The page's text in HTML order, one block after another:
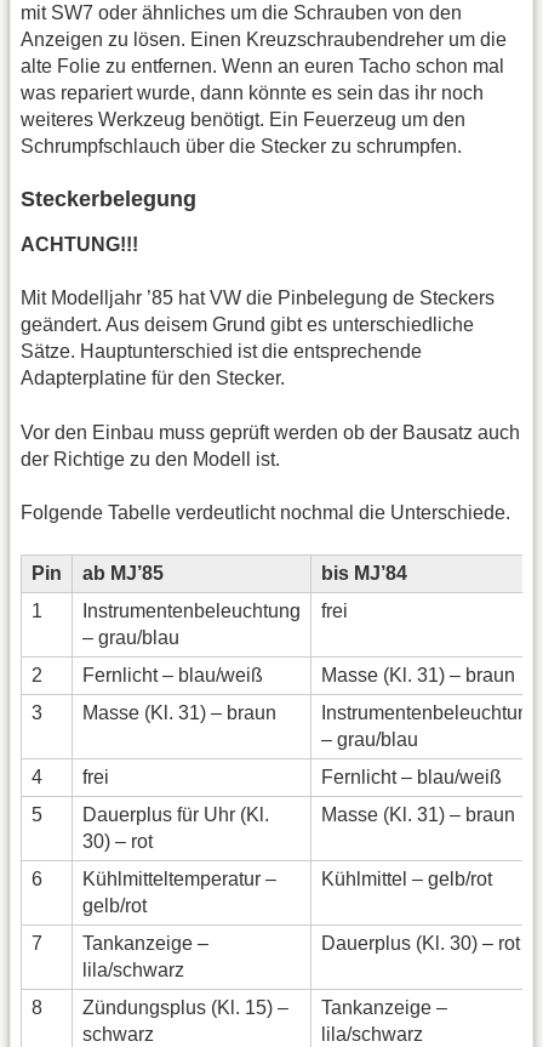
mit SW7 oder ähnliches um die Schrauben von den
Anzeigen zu lösen. Einen Kreuzschraubendreher um die
alte Folie zu entfernen. Wenn an euren Tacho schon mal
was repariert wurde, dann könnte es sein das ihr noch
weiteres Werkzeug benötigt. Ein Feuerzeug um den
Schrumpfschlauch über die Stecker zu schrumpfen.
Steckerbelegung
ACHTUNG!!!
Mit Modelljahr ’85 hat VW die Pinbelegung de Steckers
geändert. Aus deisem Grund gibt es unterschiedliche
Sätze. Hauptunterschied ist die entsprechende
Adapterplatine für den Stecker.
Vor den Einbau muss geprüft werden ob der Bausatz auch
der Richtige zu den Modell ist.
Folgende Tabelle verdeutlicht nochmal die Unterschiede.
Pin ab MJ’85
bis MJ’84
1
Instrumentenbeleuchtung
– grau/blau
frei
2 Fernlicht – blau/weiß
Masse (Kl. 31) – braun
3
Masse (Kl. 31) – braun
Instrumentenbeleuchtung
– grau/blau
4
frei
Fernlicht – blau/weiß
5
Dauerplus für Uhr (Kl.
30) – rot
Masse (Kl. 31) – braun
6
Kühlmitteltemperatur –
gelb/rot
Kühlmittel – gelb/rot
7
Tankanzeige –
lila/schwarz
Dauerplus (Kl. 30) – rot
8
Zündungsplus (Kl. 15) –
schwarz
Tankanzeige –
lila/schwarz